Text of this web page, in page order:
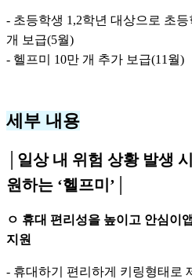
- 초등학생 1,2학년 대상으로 초
개 보급(5월)
- 헬프미 10만 개 추가 보급(11월)
세부 내용
│일상 내 위험 상황 발생
원하는 ‘헬프미’│
ㅇ 휴대 편리성을 높이고 안심이
지원
- 휴대하기 편리하게 키링형태로